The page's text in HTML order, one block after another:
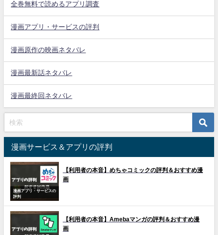
全巻無料で読めるアプリ調査
漫画アプリ・サービスの評判
漫画原作の映画ネタバレ
漫画最新話ネタバレ
漫画最終回ネタバレ
漫画サービス＆アプリの評判
漫画アプリ・サービスの
評判
【利用者の本音】めちゃコミックの評判＆おすすめ漫
画
【利用者の本音】Amebaマンガの評判＆おすすめ漫
画